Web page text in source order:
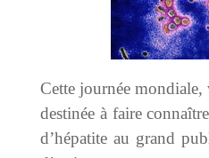
Cette journée
destinée à faire
d’hépatite au grand